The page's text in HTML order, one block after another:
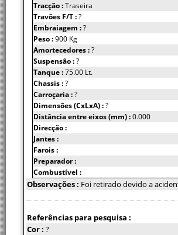
Tracção :Traseira
Travões F/T :?
Embraiagem :?
Peso :900 Kg
Amortecedores :?
Suspensão :?
Tanque :75.00 Lt.
Chassis :?
Carroçaria :?
Dimensões (CxLxA) :?
Distância entre eixos (mm) :0.000
Direcção :
Jantes :
Farois :
Preparador :
Combustível :
Observações : Foi retirado devido a
Referências para pesquisa :
Cor : ?